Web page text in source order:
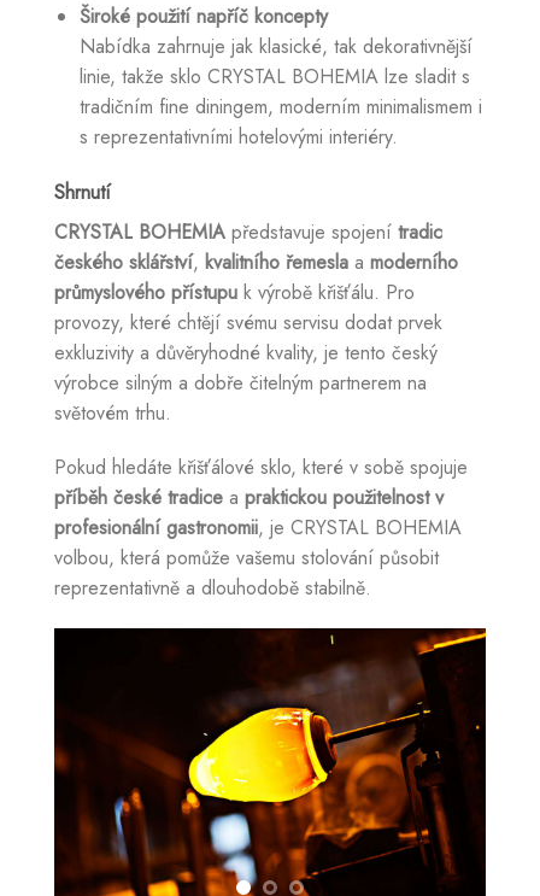
Široké použití napříč koncepty
Nabídka zahrnuje jak klasické, tak dekorativnější
linie, takže sklo CRYSTAL BOHEMIA lze sladit s
tradičním fine diningem, moderním minimalismem i
s reprezentativními hotelovými interiéry.
Shrnutí
CRYSTAL BOHEMIA představuje spojení tradic
českého sklářství, kvalitního řemesla a moderního
průmyslového přístupu k výrobě křišťálu. Pro
provozy, které chtějí svému servisu dodat prvek
exkluzivity a důvěryhodné kvality, je tento český
výrobce silným a dobře čitelným partnerem na
světovém trhu.
Pokud hledáte křišťálové sklo, které v sobě spojuje
příběh české tradice a praktickou použitelnost v
profesionální gastronomii, je CRYSTAL BOHEMIA
volbou, která pomůže vašemu stolování působit
reprezentativně a dlouhodobě stabilně.